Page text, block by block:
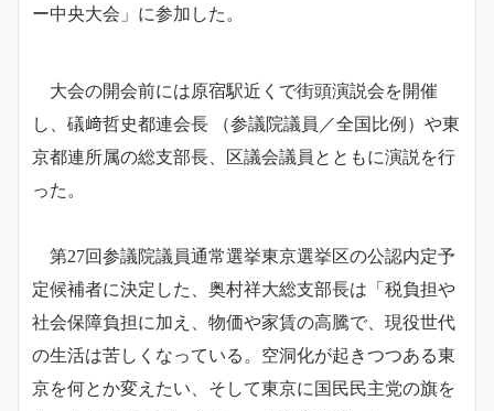
ー中央大会」に参加した。
大会の開会前には原宿駅近くで街頭演説会を開催
し、礒﨑哲史都連会長 （参議院議員／全国比例）や東
京都連所属の総支部長、区議会議員とともに演説を行
った。
第27回参議院議員通常選挙東京選挙区の公認内定予
定候補者に決定した、奥村祥大総支部長は「税負担や
社会保障負担に加え、物価や家賃の高騰で、現役世代
の生活は苦しくなっている。空洞化が起きつつある東
京を何とか変えたい、そして東京に国民民主党の旗を